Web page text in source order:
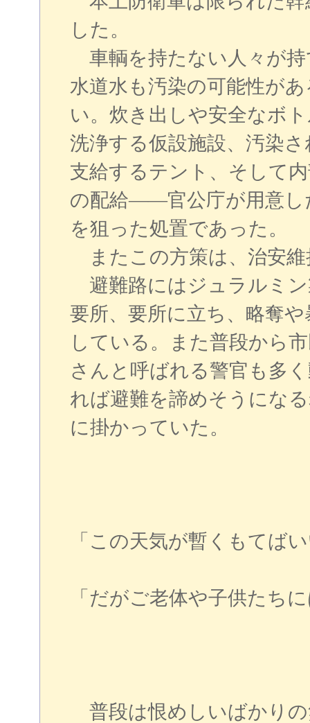
した。
車輌を持たない人々が
水道水も汚染の可能性が
い。炊き出しや安全なボ
洗浄する仮設施設、汚染
支給するテント、そして
の配給――官公庁が用意し
を狙った処置であった。
またこの方策は、治安維
避難路にはジュラルミ
要所、要所に立ち、略奪
している。また普段から
さんと呼ばれる警官も多
れば避難を諦めそうにな
に掛かっていた。
「この天気が暫くもてば
「だがご老体や子供たち
普段は恨めしいばかり